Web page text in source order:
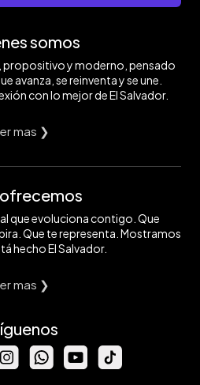
somos
y moderno, pensado
avanza, se reinventa y se une.
con lo mejor de El Salvador.
mas ❯
que evoluciona contigo. Que
Que te representa. Mostramos
hecho El Salvador.
mas ❯